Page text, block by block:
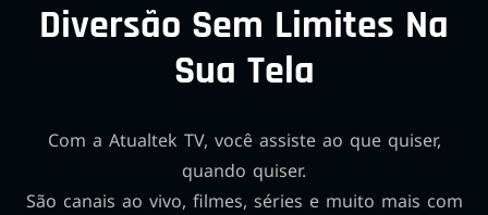
Diversão Sem Limites Na
Sua Tela
Com a Atualtek TV, você assiste ao que quiser,
quando quiser.
São canais ao vivo, filmes, séries e muito mais com